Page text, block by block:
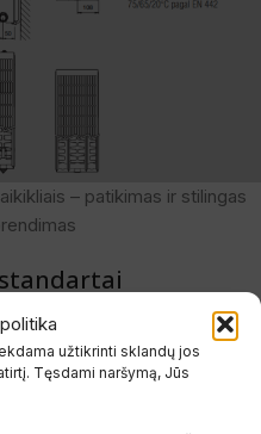
užtikrinti sklandų jos
Tęsdami naršymą, Jūs
– patikimas ir stilingas
valcavimo specialaus
Radiatoriai turi šonines ir
paviršiaus briaunų žingsnis –
prie vandens kanalų.